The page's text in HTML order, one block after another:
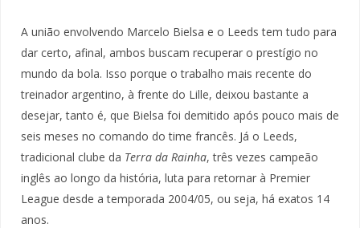
A união envolvendo Marcelo Bielsa e o Leeds tem tudo para
dar certo, afinal, ambos buscam recuperar o prestígio no
mundo da bola. Isso porque o trabalho mais recente do
treinador argentino, à frente do Lille, deixou bastante a
desejar, tanto é, que Bielsa foi demitido após pouco mais de
seis meses no comando do time francês. Já o Leeds,
tradicional clube da Terra da Rainha, três vezes campeão
inglês ao longo da história, luta para retornar à Premier
League desde a temporada 2004/05, ou seja, há exatos 14
anos.